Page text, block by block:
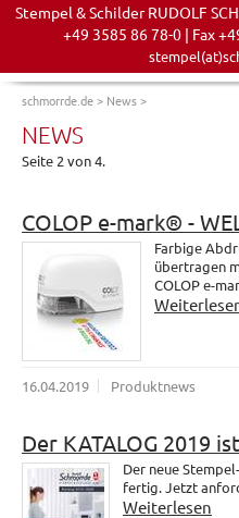
Stempel & Schilder RUDOLF
+49 3585 86 78-0 | Fax
schmorrde.de> News>
NEWS
Seite 2 von 4.
COLOP e-mark® -
Farbige
übertragen
COLOP e-
16.04.2019 Produktnews
Der KATALOG 2019
Der neue
fertig. Jetzt
Weiterlesen